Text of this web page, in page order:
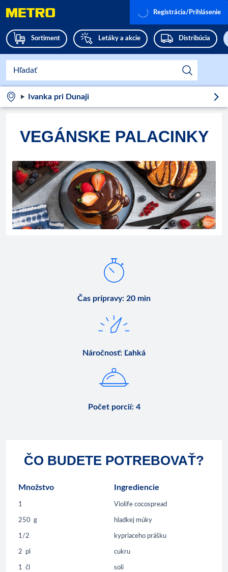
Sortiment Letáky a akcie Distribúcia
Registrácia/Prihlásenie
Ivanka pri Dunaji
VEGÁNSKE PALACINKY
Čas prípravy: 20 min
Náročnosť: Ľahká
Počet porcií: 4
ČO BUDETE POTREBOVAŤ?
Množstvo Ingrediencie
1 Violife cocospread
250 g hladkej múky
1/2 kypriaceho prášku
2 pl cukru
1 čl soli